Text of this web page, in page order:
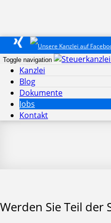
Toggle navigation
Kanzlei
Blog
Dokumente
Jobs
Kontakt
Werden Sie Teil der